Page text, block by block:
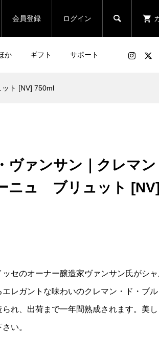
会員登録 ログイン 
か ギフト サポート
ト [NV] 750ml
ヴァンサン｜クレマン
ニュ ブリュット [NV]
セのオーナー醸造家ヴァンサン氏がシ
レガントな味わいのクレマン・ド・ブ
られ、出荷まで一年間熟成されます。美
い。